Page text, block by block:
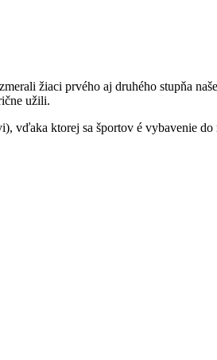
žiaci prvého aj druhého stupňa
užili.
vďaka ktorej sa športov é vybavenie